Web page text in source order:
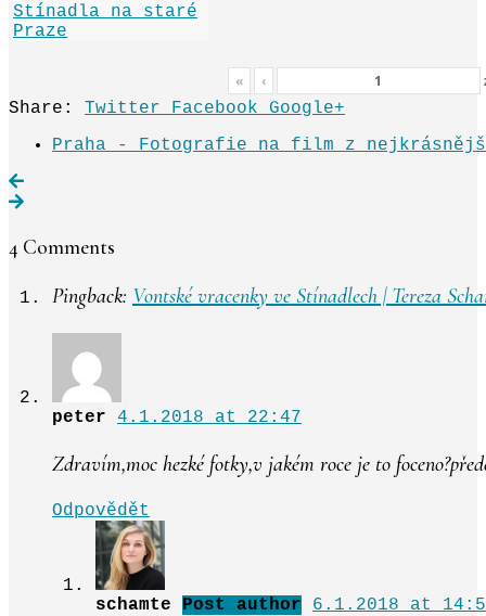
« ‹
Share: Twitter Facebook
Google+
Praha - Fotografie na film z
4 Comments
Pingback: Vontské vracenky ve Stínadlech | Tereza
peter 4.1.2018 at 22:47
Zdravím,moc hezké fotky,v jakém roce je to
Odpovědět
schamte Post author 6.1.2018 at